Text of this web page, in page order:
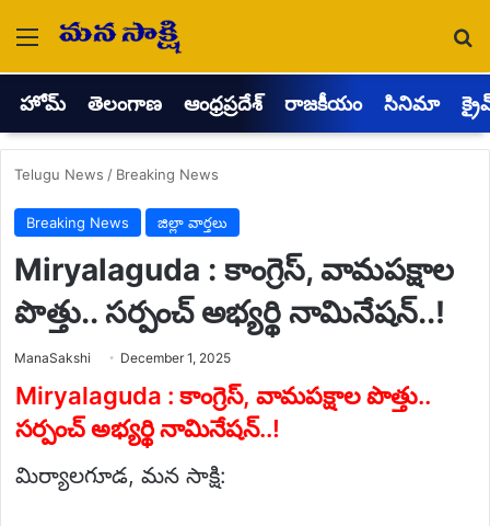
Menu
హోమ్ తెలంగాణ ఆంధ్రప్రదేశ్ రాజకీయం సినిమా
Telugu News / Breaking News
Breaking News జిల్లా వార్తలు
Miryalaguda : కాంగ్రెస్, వామపక్షాల
పొత్తు.. సర్పంచ్ అభ్యర్థి నామినేషన్..!
ManaSakshi Send
email
December 1, 2025
Miryalaguda : కాంగ్రెస్, వామపక్షాల పొత్తు..
సర్పంచ్ అభ్యర్థి నామినేషన్..!
మిర్యాలగూడ, మన సాక్షి: